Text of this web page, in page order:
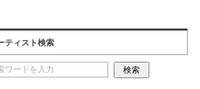
ティスト検索